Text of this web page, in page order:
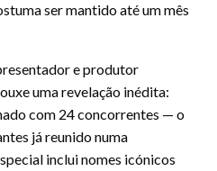
ser mantido até um mês
e produtor
uma revelação inédita:
com 24 concorrentes — o
já reunido numa
inclui nomes icónicos